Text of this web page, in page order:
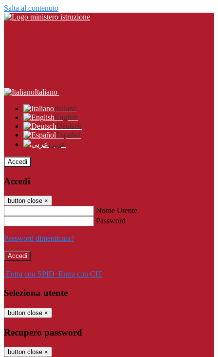
Salta al contenuto
Italiano
Italiano
English
Deutsch
Español
عربى
Accedi
Accedi
button close ×
Nome Utente
Password
Password dimenticata?
-
Entra con SPID Entra con CIE
Seleziona utente
button close ×
Recupero password
button close ×